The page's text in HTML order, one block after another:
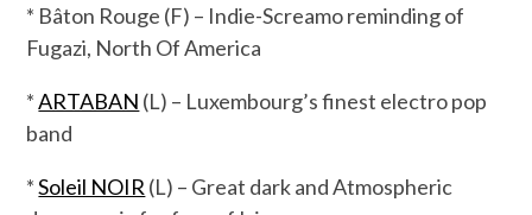
* Bâton Rouge (F) – Indie-Screamo reminding of
Fugazi, North Of America
*ARTABAN (L) – Luxembourg’s finest electro pop
band
*Soleil NOIR (L) – Great dark and Atmospheric